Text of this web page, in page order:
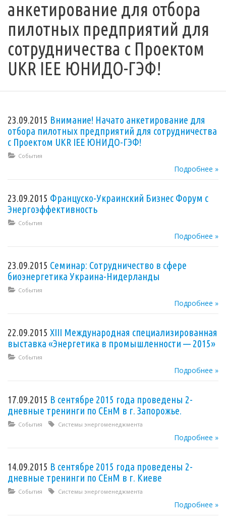
анкетирование для отбора
пилотных предприятий для
сотрудничества с Проектом
UKR IEE ЮНИДО-ГЭФ!
23.09.2015 Внимание! Начато анкетирование для
отбора пилотных предприятий для сотрудничества
с Проектом UKR IEE ЮНИДО-ГЭФ!
События
Подробнее »
23.09.2015 Француско-Украинский Бизнес Форум с
Энергоэффективность
События
Подробнее »
23.09.2015 Семинар: Сотрудничество в сфере
биоэнергетика Украина-Нидерланды
События
Подробнее »
22.09.2015 XIII Международная специализированная
выставка «Энергетика в промышленности — 2015»
События
Подробнее »
17.09.2015 В сентябре 2015 года проведены 2-
дневные тренинги по СЕнМ в г. Запорожье.
События Системы энергоменеджмента
Подробнее »
14.09.2015 В сентябре 2015 года проведены 2-
дневные тренинги по СЕнМ в г. Киеве
События Системы энергоменеджмента
Подробнее »